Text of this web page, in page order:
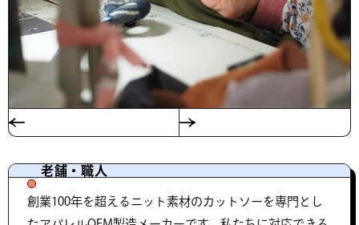
老舗・職人
創業100年を超えるニット素材のカットソーを専門とし